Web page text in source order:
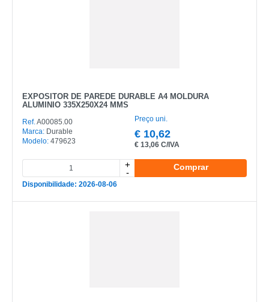
EXPOSITOR DE PAREDE DURABLE A4 MOLDURA
ALUMINIO 335X250X24 MMS
Ref.A00085.00
Marca: Durable
Modelo: 479623
Preço uni.
€ 10,62
€ 13,06 C/IVA
+
-
Comprar
Disponibilidade: 2026-08-06